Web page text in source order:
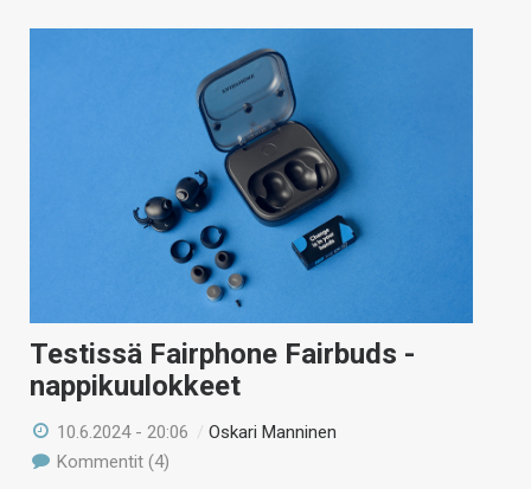
Testissä Fairphone Fairbuds -
nappikuulokkeet
10.6.2024 - 20:06 /Oskari Manninen
Kommentit (4)